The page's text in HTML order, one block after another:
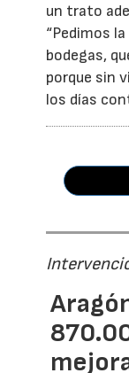
un trato
“Pedimos
bodegas,
porque sin
los días